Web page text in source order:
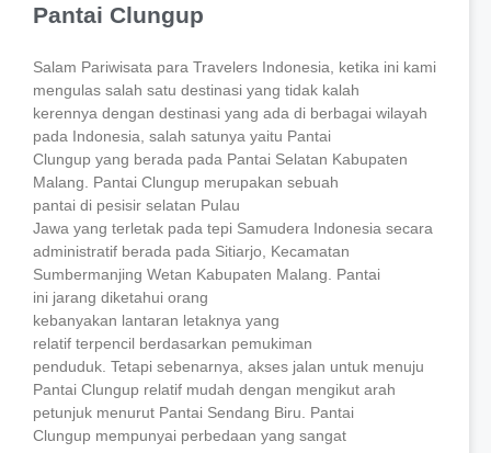
Pantai Clungup
Salam Pariwisata para Travelers Indonesia, ketika ini kami
mengulas salah satu destinasi yang tidak kalah
kerennya dengan destinasi yang ada di berbagai wilayah
pada Indonesia, salah satunya yaitu Pantai
Clungup yang berada pada Pantai Selatan Kabupaten
Malang. Pantai Clungup merupakan sebuah
pantai di pesisir selatan Pulau
Jawa yang terletak pada tepi Samudera Indonesia secara
administratif berada pada Sitiarjo, Kecamatan
Sumbermanjing Wetan Kabupaten Malang. Pantai
ini jarang diketahui orang
kebanyakan lantaran letaknya yang
relatif terpencil berdasarkan pemukiman
penduduk. Tetapi sebenarnya, akses jalan untuk menuju
Pantai Clungup relatif mudah dengan mengikut arah
petunjuk menurut Pantai Sendang Biru. Pantai
Clungup mempunyai perbedaan yang sangat